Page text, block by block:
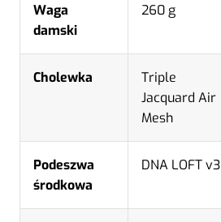
Waga
damski
260 g
Cholewka
Triple
Jacquard Air
Mesh
Podeszwa
środkowa
DNA LOFT v3